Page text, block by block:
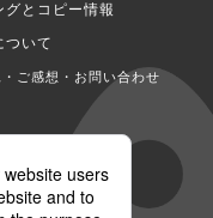
グとコピー情報
ついて
・ご感想・お問い合わせ
チャンネル